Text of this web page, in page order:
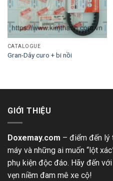
CATALOGUE
Gran-Dây curo + bi nồi
GIỚI THIỆU
Doxemay.com – điểm đến lý
máy và những ai muốn “lột
phụ kiện độc đáo. Hãy đến
vẹn niềm đam mê xe cộ!